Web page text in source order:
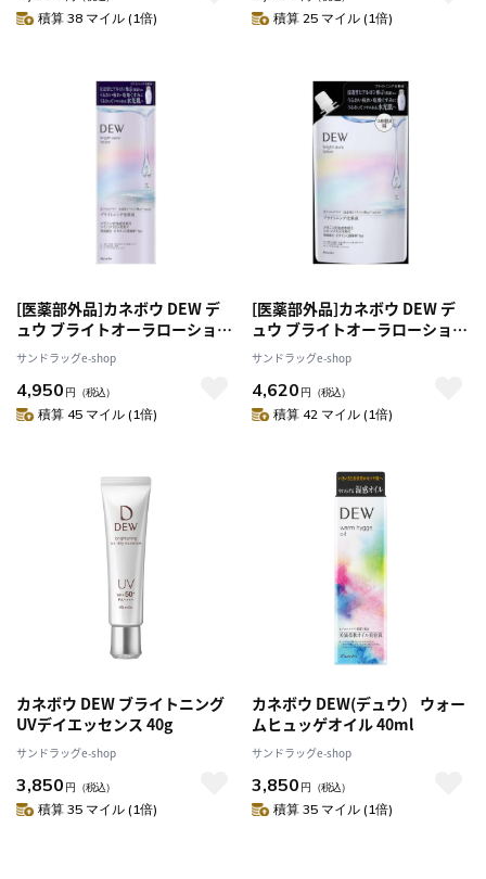
積算 38 マイル (1倍) 積算 25 マイル (1倍)
[医薬部外品]カネボウ DEW デ
ュウ ブライトオーラローション
170ml
サンドラッグe-shop
4,950 円 （税込）
積算 45 マイル (1倍)
[医薬部外品]カネボウ DEW デ
ュウ ブライトオーラローション
レフィル 160ml
サンドラッグe-shop
4,620 円 （税込）
積算 42 マイル (1倍)
カネボウ DEW ブライトニング
UVデイエッセンス 40g
サンドラッグe-shop
3,850 円 （税込）
積算 35 マイル (1倍)
カネボウ DEW(デュウ） ウォー
ムヒュッゲオイル 40ml
サンドラッグe-shop
3,850 円 （税込）
積算 35 マイル (1倍)